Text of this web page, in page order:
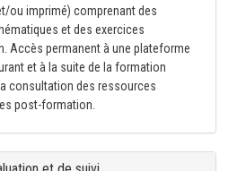
ou imprimé) comprenant des
et des exercices
Accès permanent à une plateforme
et à la suite de la formation
consultation des ressources
post-formation.